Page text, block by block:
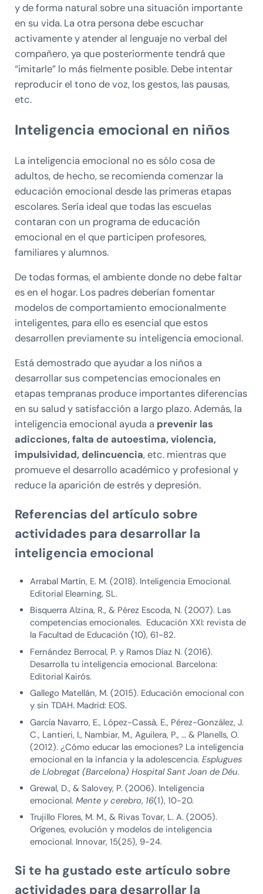
y de forma natural sobre una situación importante
en su vida. La otra persona debe escuchar
activamente y atender al lenguaje no verbal del
compañero, ya que posteriormente tendrá que
“imitarle” lo más fielmente posible. Debe intentar
reproducir el tono de voz, los gestos, las pausas,
etc.
Inteligencia emocional en niños
La inteligencia emocional no es sólo cosa de
adultos, de hecho, se recomienda comenzar la
educación emocional desde las primeras etapas
escolares. Sería ideal que todas las escuelas
contaran con un programa de educación
emocional en el que participen profesores,
familiares y alumnos.
De todas formas, el ambiente donde no debe faltar
es en el hogar. Los padres deberían fomentar
modelos de comportamiento emocionalmente
inteligentes, para ello es esencial que estos
desarrollen previamente su inteligencia emocional.
Está demostrado que ayudar a los niños a
desarrollar sus competencias emocionales en
etapas tempranas produce importantes diferencias
en su salud y satisfacción a largo plazo. Además, la
inteligencia emocional ayuda a prevenir las
adicciones, falta de autoestima, violencia,
impulsividad, delincuencia, etc. mientras que
promueve el desarrollo académico y profesional y
reduce la aparición de estrés y depresión.
Referencias del artículo sobre
actividades para desarrollar la
inteligencia emocional
Arrabal Martín, E. M. (2018). Inteligencia Emocional.
Editorial Elearning, SL.
Bisquerra Alzina, R., & Pérez Escoda, N. (2007). Las
competencias emocionales. Educación XXI: revista de
la Facultad de Educación (10), 61-82.
Fernández Berrocal, P. y Ramos Díaz N. (2016).
Desarrolla tu inteligencia emocional. Barcelona:
Editorial Kairós.
Gallego Matellán, M. (2015). Educación emocional con
y sin TDAH. Madrid: EOS.
García Navarro, E., López-Cassà, E., Pérez-González, J.
C., Lantieri, I., Nambiar, M., Aguilera, P., … & Planells, O.
(2012). ¿Cómo educar las emociones? La inteligencia
emocional en la infancia y la adolescencia. Esplugues
de Llobregat (Barcelona) Hospital Sant Joan de Déu.
Grewal, D., & Salovey, P. (2006). Inteligencia
emocional. Mente y cerebro, 16(1), 10-20.
Trujillo Flores, M. M., & Rivas Tovar, L. A. (2005).
Orígenes, evolución y modelos de inteligencia
emocional. Innovar, 15(25), 9-24.
Si te ha gustado este artículo sobre
actividades para desarrollar la